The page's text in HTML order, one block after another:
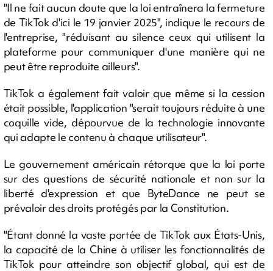
"Il ne fait aucun doute que la loi entraînera la fermeture
de TikTok d'ici le 19 janvier 2025", indique le recours de
l'entreprise, "réduisant au silence ceux qui utilisent la
plateforme pour communiquer d'une manière qui ne
peut être reproduite ailleurs".
TikTok a également fait valoir que même si la cession
était possible, l'application "serait toujours réduite à une
coquille vide, dépourvue de la technologie innovante
qui adapte le contenu à chaque utilisateur".
Le gouvernement américain rétorque que la loi porte
sur des questions de sécurité nationale et non sur la
liberté d'expression et que ByteDance ne peut se
prévaloir des droits protégés par la Constitution.
"Étant donné la vaste portée de TikTok aux États-Unis,
la capacité de la Chine à utiliser les fonctionnalités de
TikTok pour atteindre son objectif global, qui est de